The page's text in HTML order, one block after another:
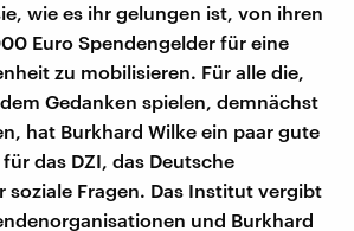
wie es ihr gelungen ist, von ihren
Euro Spendengelder für eine
zu mobilisieren. Für alle die,
Gedanken spielen, demnächst
hat Burkhard Wilke ein paar gute
das DZI, das Deutsche
Fragen. Das Institut vergibt
und Burkhard